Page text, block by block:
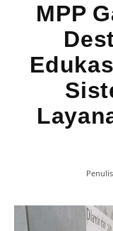
MPP
Penulis